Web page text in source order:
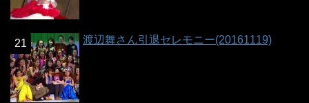
渡辺舞さん引退セレモニー(20161119)